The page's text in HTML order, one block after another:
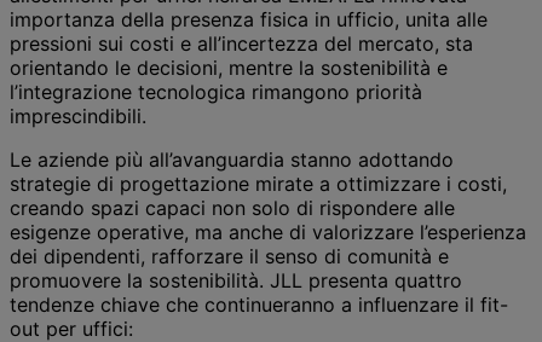
importanza della presenza fisica in ufficio, unita alle
pressioni sui costi e all’incertezza del mercato, sta
orientando le decisioni, mentre la sostenibilità e
l’integrazione tecnologica rimangono priorità
imprescindibili.
Le aziende più all’avanguardia stanno adottando
strategie di progettazione mirate a ottimizzare i costi,
creando spazi capaci non solo di rispondere alle
esigenze operative, ma anche di valorizzare l’esperienza
dei dipendenti, rafforzare il senso di comunità e
promuovere la sostenibilità. JLL presenta quattro
tendenze chiave che continueranno a influenzare il fit-
out per uffici: